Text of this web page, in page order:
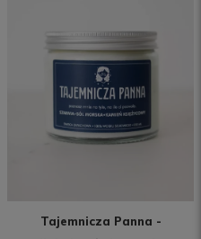
Tajemnicza Panna -